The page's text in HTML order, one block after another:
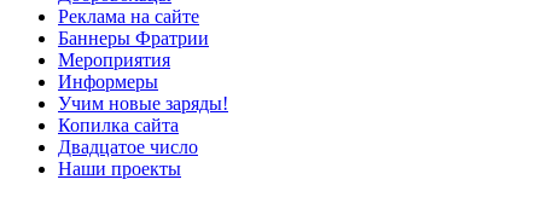
Реклама на сайте
Баннеры Фратрии
Мероприятия
Информеры
Учим новые заряды!
Копилка сайта
Двадцатое число
Наши проекты